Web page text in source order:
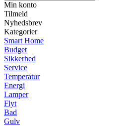
Min konto
Tilmeld
Nyhedsbrev
Kategorier
Smart Home
Budget
Sikkerhed
Service
Temperatur
Energi
Lamper
Flyt
Bad
Gulv